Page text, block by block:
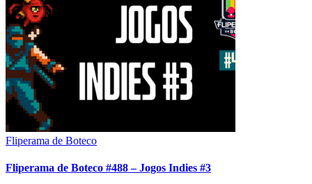
Fliperama de Boteco
Fliperama de Boteco #488 – Jogos Indies #3